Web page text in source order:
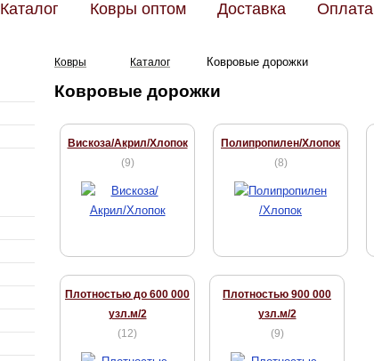
Каталог Ковры оптом Доставка Оплата
Ковры Каталог Ковровые дорожки
Ковровые дорожки
Вискоза/Акрил/Хлопок
(9)
Полипропилен/Хлопок
(8)
Плотностью до 600 000
узл.м/2
(12)
Плотностью 900 000
узл.м/2
(9)